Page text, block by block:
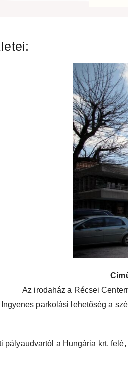
Az irodaház a Récsei
Ingyenes parkolási lehetőség a
pályaudvartól a Hungária krt.